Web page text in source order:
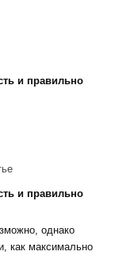
и правильно
и правильно
однако
как максимально